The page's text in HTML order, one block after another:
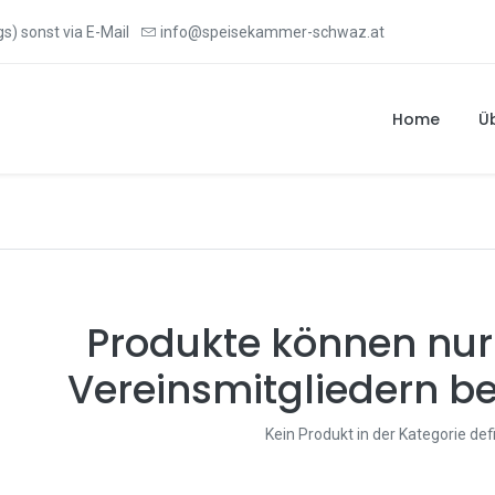
sonst via E-Mail info@speisekammer-schwaz.at
Home
Produkte können
Vereinsmitgliedern
Kein Produkt in der Kategorie